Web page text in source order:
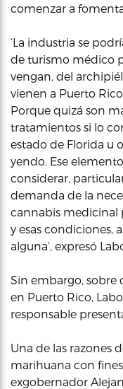
comenzar a
‘La industria se
de turismo médico
vengan, del
vienen a Puerto
Porque quizá son
tratamientos si lo
estado de Florida u
yendo. Ese
considerar,
demanda de la
cannabis medicinal
y esas condiciones,
alguna’, expresó
Sin embargo, sobre
en Puerto Rico,
responsable
Una de las razones
marihuana con
exgobernador